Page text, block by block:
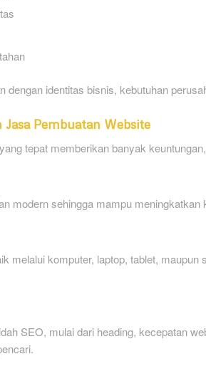
dengan identitas bisnis, kebutuhan
Pembuatan Website
tepat memberikan banyak
modern sehingga mampu meningkatkan
melalui komputer, laptop, tablet,
SEO, mulai dari heading, kecepatan